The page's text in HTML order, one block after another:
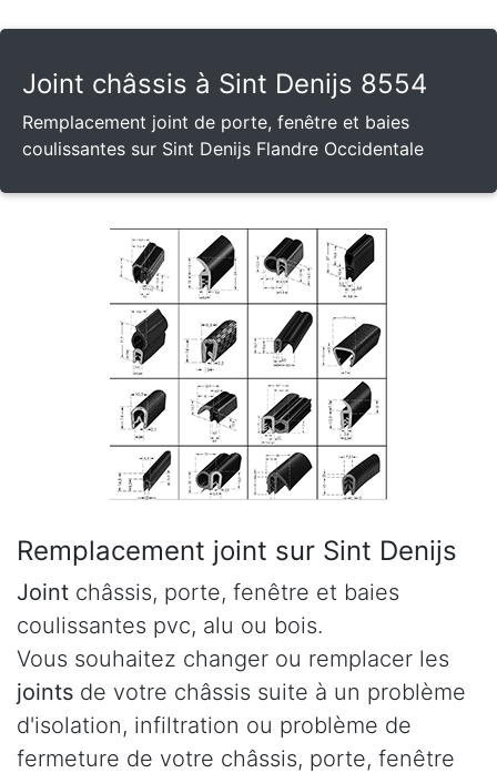
Joint châssis à Sint Denijs 8554
Remplacement joint de porte, fenêtre et baies
coulissantes sur Sint Denijs Flandre Occidentale
Remplacement joint sur Sint Denijs
Joint châssis, porte, fenêtre et baies
coulissantes pvc, alu ou bois.
Vous souhaitez changer ou remplacer les
joints de votre châssis suite à un problème
d'isolation, infiltration ou problème de
fermeture de votre châssis, porte, fenêtre